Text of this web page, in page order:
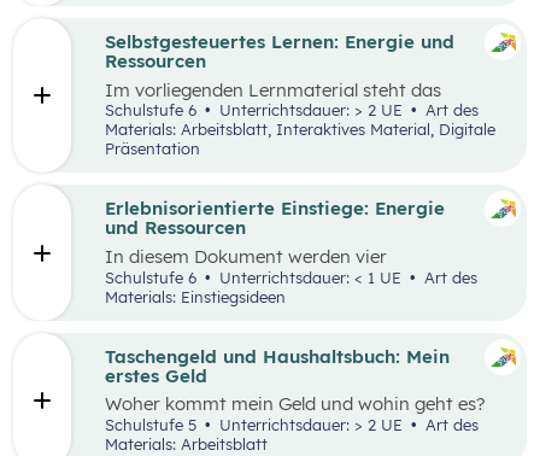
Erlebnisorientierte Einstiege: Energie
und Ressourcen
In diesem Dokument werden vier
Einstiegsideen für den Kompetenzbereich
„Nachhaltiger Umgang mit Energie und
Ressourcen“ präsentiert.
Schulstufe 6 Unterrichtsdauer: < 1 UE
Materials: Einstiegsideen
Taschengeld und Haushaltsbuch: Mein
erstes Geld
Woher kommt mein Geld und wohin geht es?
Was ist ein Haushaltsbuch und wofür brauche
ich es? Geld ist im Alltag vieler Mensch präsent
Schulstufe 5 Unterrichtsdauer: > 2 UE
Art des
Materials: Arbeitsblatt
Selbstgesteuertes Lernen: Energie und
Ressourcen
Im vorliegenden Lernmaterial steht das
selbstgesteuerte Lernen im Vordergrund. Es
werden die wesentlichen Ressourcen und
Energieträger für die Wirtschaft und unser
Schulstufe 6 Unterrichtsdauer: > 2 UE
Art des
Materials: Arbeitsblatt, Interaktives Material, Digitale
Präsentation